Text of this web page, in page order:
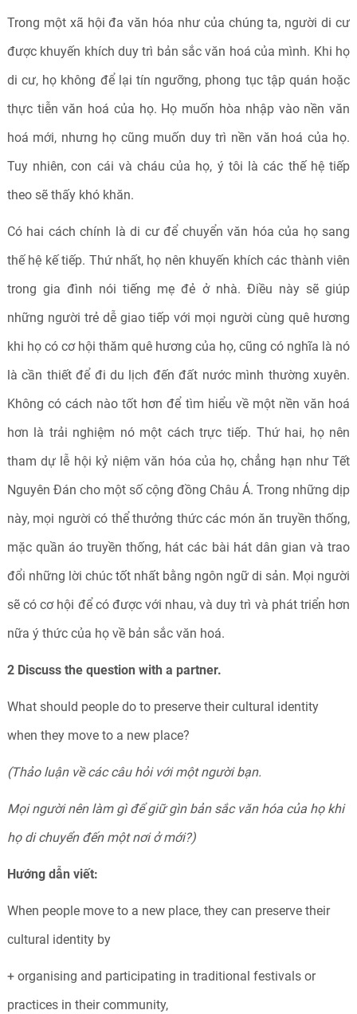
Trong một xã hội đa văn hóa như của chúng ta, người di cư
được khuyến khích duy trì bản sắc văn hoá của mình. Khi họ
di cư, họ không để lại tín ngưỡng, phong tục tập quán hoặc
thực tiễn văn hoá của họ. Họ muốn hòa nhập vào nền văn
hoá mới, nhưng họ cũng muốn duy trì nền văn hoá của họ.
Tuy nhiên, con cái và cháu của họ, ý tôi là các thế hệ tiếp
theo sẽ thấy khó khăn.
Có hai cách chính là di cư để chuyển văn hóa của họ sang
thế hệ kế tiếp. Thứ nhất, họ nên khuyến khích các thành viên
trong gia đình nói tiếng mẹ đẻ ở nhà. Điều này sẽ giúp
những người trẻ dễ giao tiếp với mọi người cùng quê hương
khi họ có cơ hội thăm quê hương của họ, cũng có nghĩa là nó
là cần thiết để đi du lịch đến đất nước mình thường xuyên.
Không có cách nào tốt hơn để tìm hiểu về một nền văn hoá
hơn là trải nghiệm nó một cách trực tiếp. Thứ hai, họ nên
tham dự lễ hội kỷ niệm văn hóa của họ, chẳng hạn như Tết
Nguyên Đán cho một số cộng đồng Châu Á. Trong những dịp
này, mọi người có thể thưởng thức các món ăn truyền thống,
mặc quần áo truyền thống, hát các bài hát dân gian và trao
đổi những lời chúc tốt nhất bằng ngôn ngữ di sản. Mọi người
sẽ có cơ hội để có được với nhau, và duy trì và phát triển hơn
nữa ý thức của họ về bản sắc văn hoá.
2 Discuss the question with a partner.
What should people do to preserve their cultural identity
when they move to a new place?
(Thảo luận về các câu hỏi với một người bạn.
Mọi người nên làm gì để giữ gìn bản sắc văn hóa của họ khi
họ di chuyển đến một nơi ở mới?)
Hướng dẫn viết:
When people move to a new place, they can preserve their
cultural identity by
+ organising and participating in traditional festivals or
practices in their community,